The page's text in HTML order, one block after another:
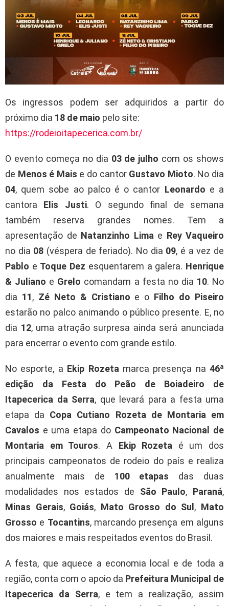
Os ingressos podem ser adquiridos a partir do
próximo dia 18 de maio pelo site:
https://rodeioitapecerica.com.br/
O evento começa no dia 03 de julho com os shows
de Menos é Mais e do cantor Gustavo Mioto. No dia
04, quem sobe ao palco é o cantor Leonardo e a
cantora Elis Justi. O segundo final de semana
também reserva grandes nomes. Tem a
apresentação de Natanzinho Lima e Rey Vaqueiro
no dia 08 (véspera de feriado). No dia 09, é a vez de
Pablo e Toque Dez esquentarem a galera. Henrique
& Juliano e Grelo comandam a festa no dia 10. No
dia 11, Zé Neto & Cristiano e o Filho do Piseiro
estarão no palco animando o público presente. E, no
dia 12, uma atração surpresa ainda será anunciada
para encerrar o evento com grande estilo.
No esporte, a Ekip Rozeta marca presença na 46ª
edição da Festa do Peão de Boiadeiro de
Itapecerica da Serra, que levará para a festa uma
etapa da Copa Cutiano Rozeta de Montaria em
Cavalos e uma etapa do Campeonato Nacional de
Montaria em Touros. A Ekip Rozeta é um dos
principais campeonatos de rodeio do país e realiza
anualmente mais de 100 etapas das duas
modalidades nos estados de São Paulo, Paraná,
Minas Gerais, Goiás, Mato Grosso do Sul, Mato
Grosso e Tocantins, marcando presença em alguns
dos maiores e mais respeitados eventos do Brasil.
A festa, que aquece a economia local e de toda a
região, conta com o apoio da Prefeitura Municipal de
Itapecerica da Serra, e tem a realização, assim